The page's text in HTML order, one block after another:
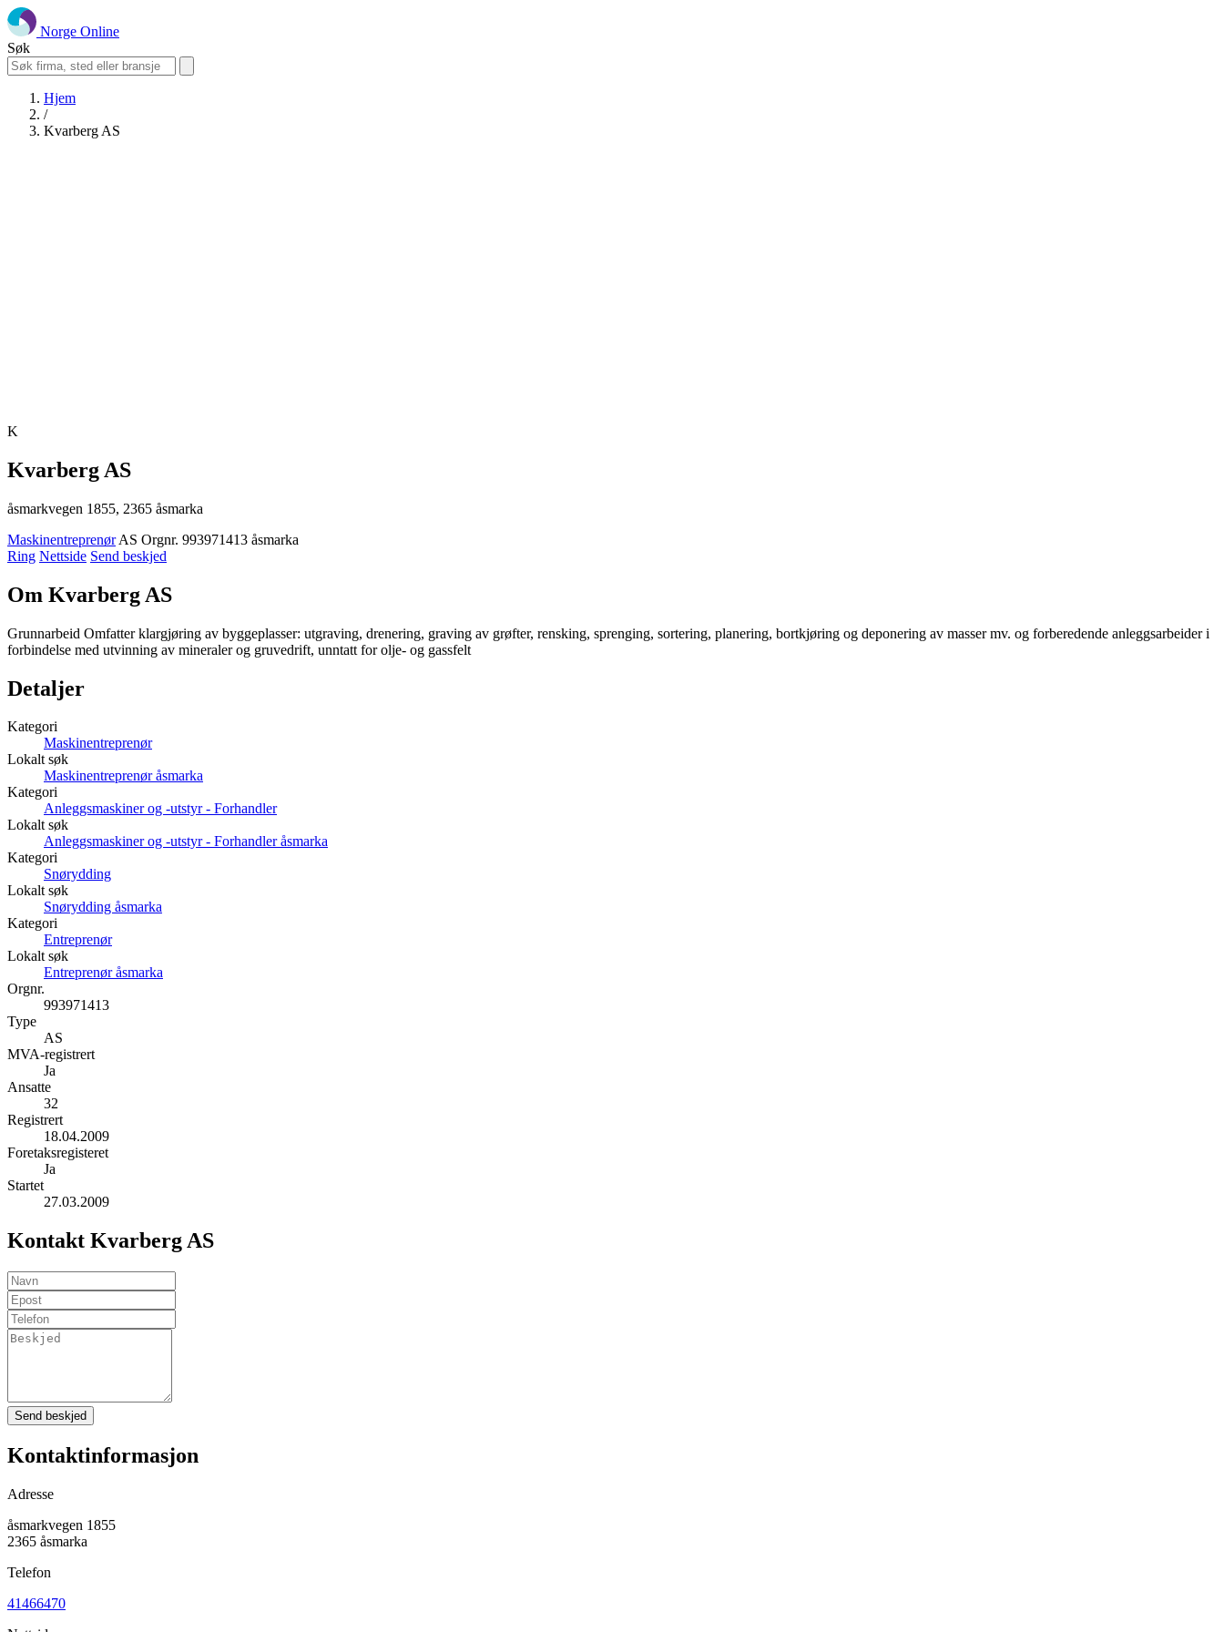
Norge Online
Søk
Hjem
/
Kvarberg AS
K
Kvarberg AS
åsmarkvegen 1855, 2365 åsmarka
Maskinentreprenør AS Orgnr. 993971413 åsmarka
Ring Nettside Send beskjed
Om Kvarberg AS
Grunnarbeid Omfatter klargjøring av byggeplasser: utgraving, drenering, graving av grøfter, rensking, sprenging, sortering, planering, bortkjøring og deponering av masser mv. og forberedende anleggsarbeider i
forbindelse med utvinning av mineraler og gruvedrift, unntatt for olje- og gassfelt
Detaljer
Kategori
Maskinentreprenør
Lokalt søk
Maskinentreprenør åsmarka
Kategori
Anleggsmaskiner og -utstyr - Forhandler
Lokalt søk
Anleggsmaskiner og -utstyr - Forhandler åsmarka
Kategori
Snørydding
Lokalt søk
Snørydding åsmarka
Kategori
Entreprenør
Lokalt søk
Entreprenør åsmarka
Orgnr.
993971413
Type
AS
MVA-registrert
Ja
Ansatte
32
Registrert
18.04.2009
Foretaksregisteret
Ja
Startet
27.03.2009
Kontakt Kvarberg AS
Send beskjed
Kontaktinformasjon
Adresse
åsmarkvegen 1855
2365 åsmarka
Telefon
41466470